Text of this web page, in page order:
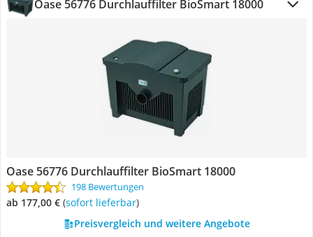
Oase 56776 Durchlauffilter BioSmart 18000
Oase 56776 Durchlauffilter BioSmart 18000
198 Bewertungen
ab 177,00 € ( Sofort lieferbar)
Preisvergleich und weitere Angebote